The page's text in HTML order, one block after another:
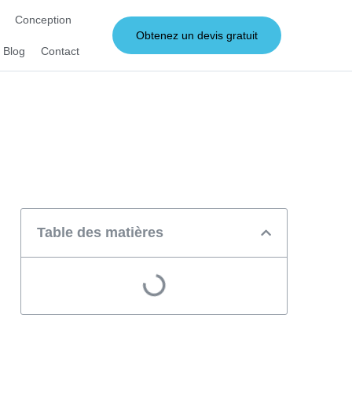
Conception
Blog Contact
Obtenez un devis gratuit
Table des matières